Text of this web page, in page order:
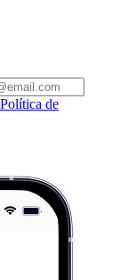
Política de